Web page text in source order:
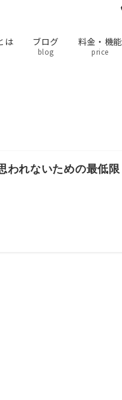
は ブログ
blog
料金・機能
price
われないための最低限